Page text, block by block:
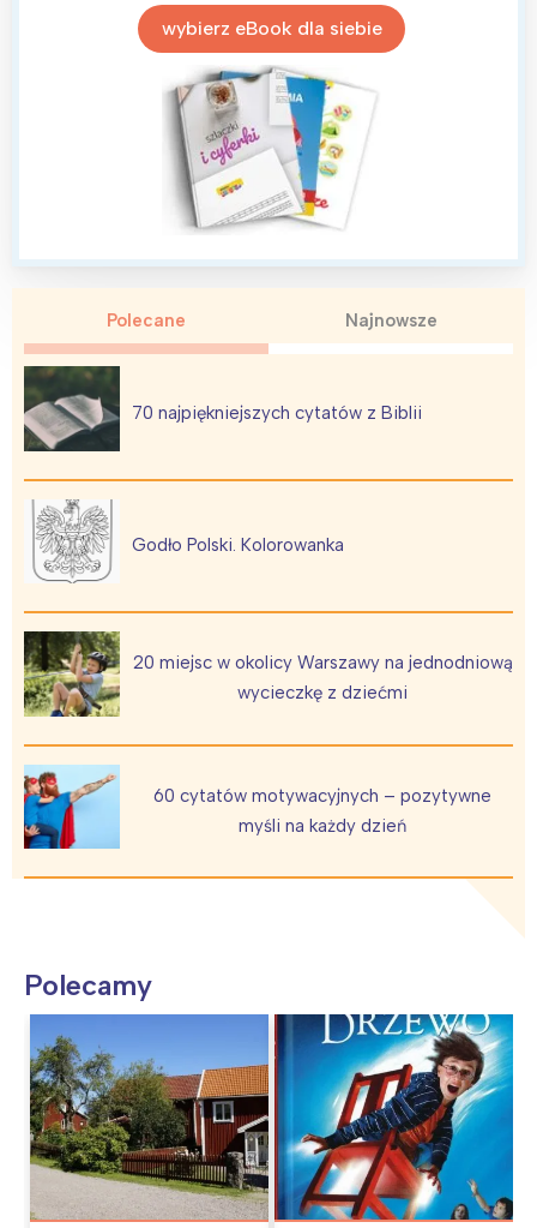
wybierz eBook dla siebie
Polecane Najnowsze
70 najpiękniejszych cytatów z Biblii
Godło Polski. Kolorowanka
20 miejsc w okolicy Warszawy na jednodniową
wycieczkę z dziećmi
60 cytatów motywacyjnych – pozytywne
myśli na każdy dzień
Polecamy